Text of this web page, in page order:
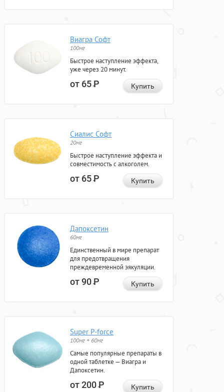
Виагра Софт
100мг
Быстрое наступление эффекта,
уже через 20 минут.
от 65Р Купить
Сиалис Софт
20мг
Быстрое наступление эффекта и
совместимость с алкоголем.
от 65Р Купить
Дапоксетин
60мг
Единственный в мире препарат
для предотвращения
преждевременной эякуляции.
от 90Р Купить
Super P-force
100мг + 60мг
Самые популярные препараты в
одной таблетке — Виагра и
Дапоксетин.
от 200Р Купить